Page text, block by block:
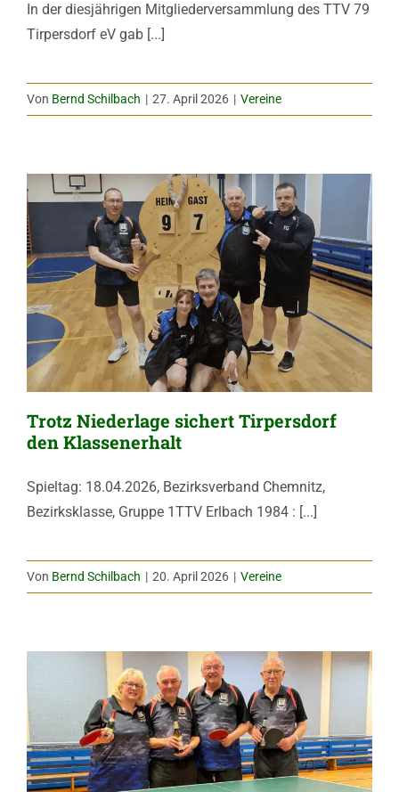
In der diesjährigen Mitgliederversammlung des TTV 79
Tirpersdorf eV gab [...]
Von Bernd Schilbach | 27. April 2026 | Vereine
Trotz Niederlage sichert Tirpersdorf
den Klassenerhalt
Spieltag: 18.04.2026, Bezirksverband Chemnitz,
Bezirksklasse, Gruppe 1TTV Erlbach 1984 : [...]
Von Bernd Schilbach | 20. April 2026 | Vereine